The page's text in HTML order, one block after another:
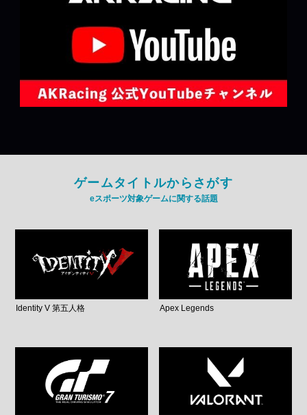
ゲームタイトルからさがす
eスポーツ対象ゲームに関する話題
Identity V 第五人格 Apex Legends